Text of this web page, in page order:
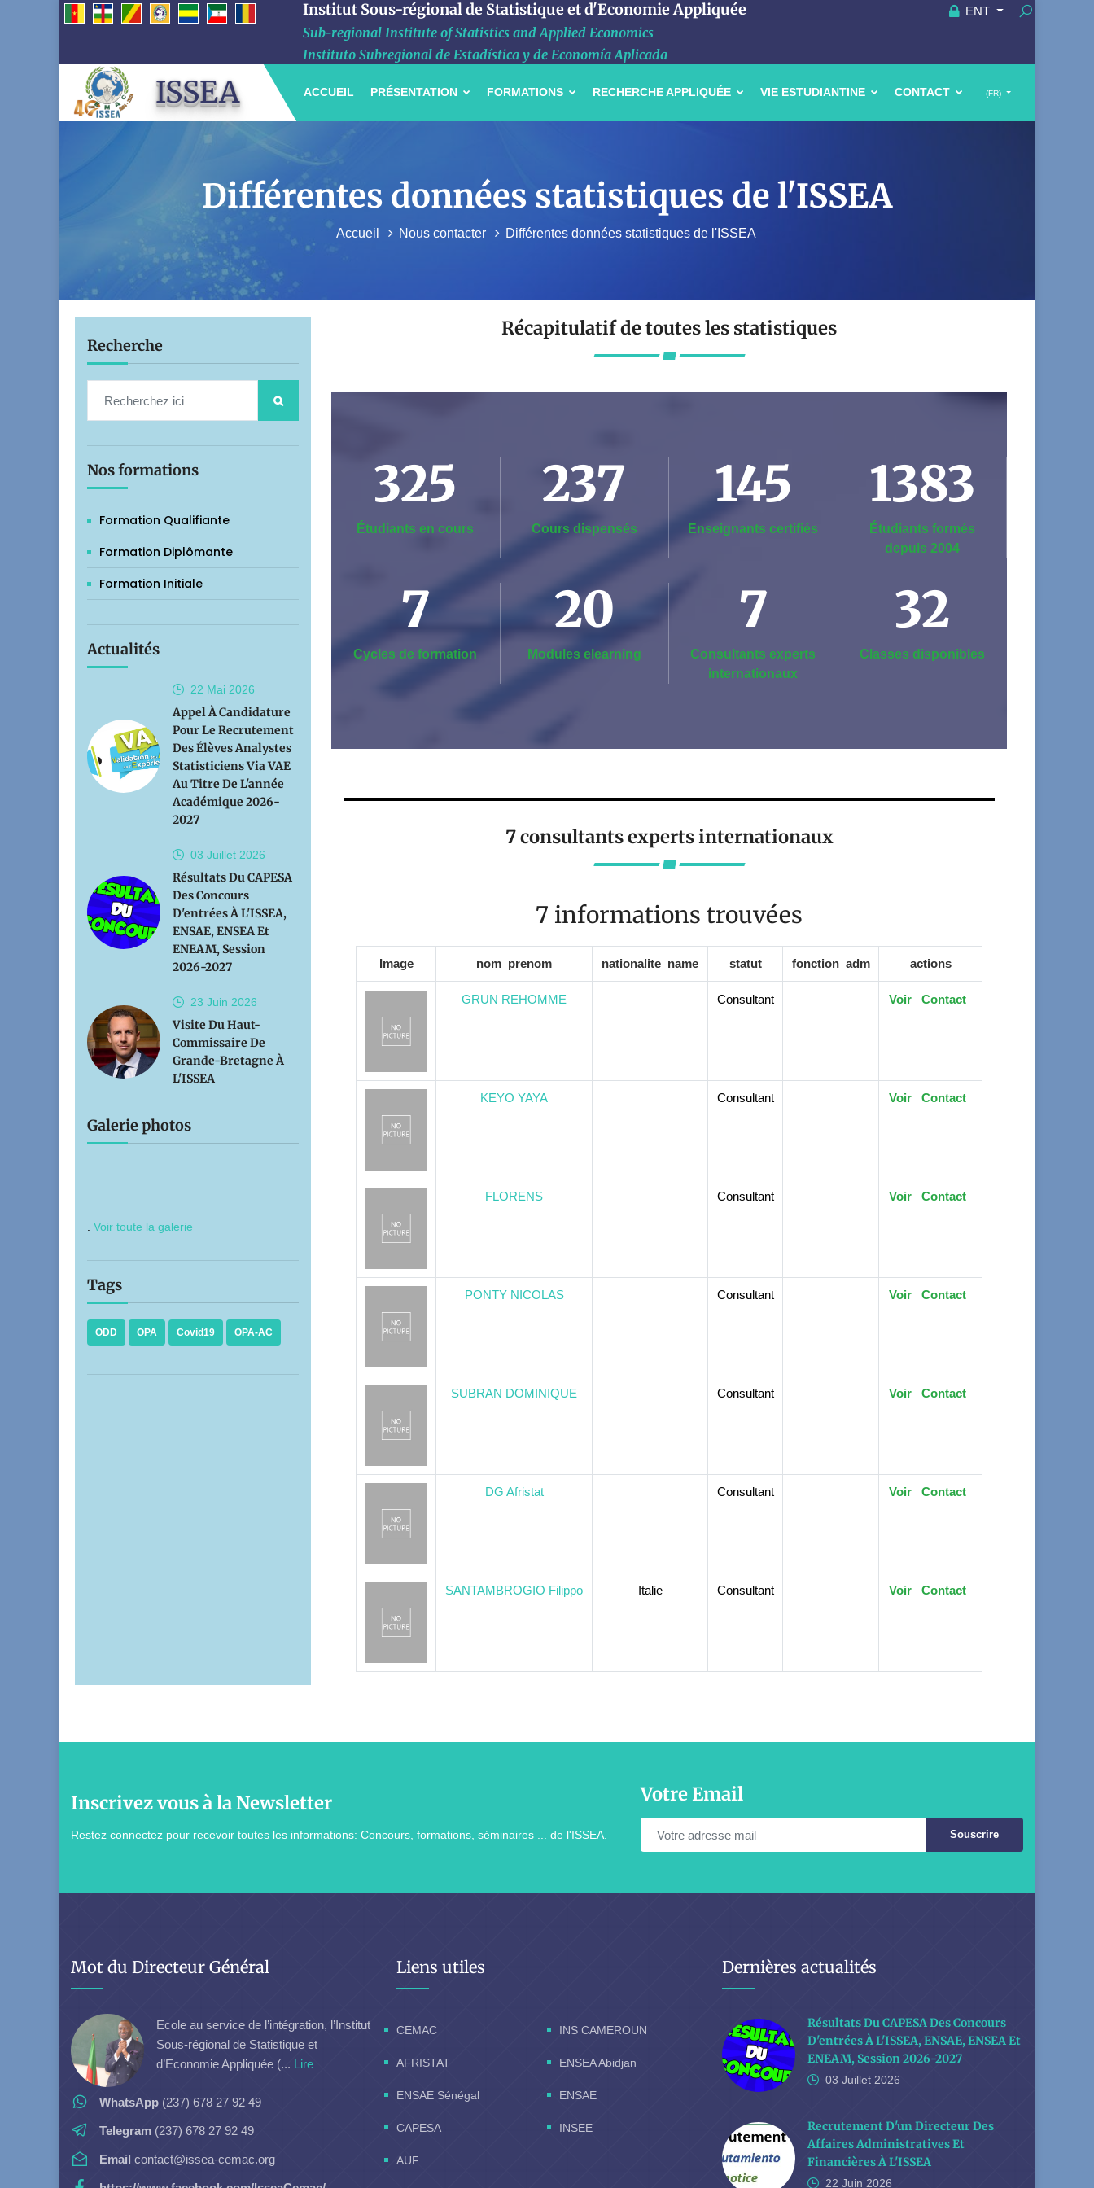
Institut Sous-régional de Statistique et d'Economie Appliquée
Sub-regional Institute of Statistics and Applied Economics
Instituto Subregional de Estadística y de Economía Aplicada
ENT
ISSEA (FR)
ACCUEIL PRÉSENTATION FORMATIONS RECHERCHE APPLIQUÉE VIE ESTUDIANTINE CONTACT
Différentes données statistiques de l'ISSEA
Accueil Nous contacter Différentes données statistiques de l'ISSEA
Recherche
Nos formations
Formation Qualifiante
Formation Diplômante
Formation Initiale
Actualités
22 Mai 2026
Appel À Candidature
Pour Le Recrutement
Des Élèves Analystes
Statisticiens Via VAE
Au Titre De L'année
Académique 2026-
2027
03 Juillet 2026
Résultats Du CAPESA
Des Concours
D'entrées À L'ISSEA,
ENSAE, ENSEA Et
ENEAM, Session
2026-2027
23 Juin 2026
Visite Du Haut-
Commissaire De
Grande-Bretagne À
L'ISSEA
Galerie photos
Voir toute la galerie
Tags
ODD OPA Covid19 OPA-AC
Récapitulatif de toutes les statistiques
325
Étudiants en cours
237
Cours dispensés
145
Enseignants certifiés
1383
Étudiants formés
depuis 2004
7
Cycles de formation
20
Modules elearning
7
Consultants experts
internationaux
32
Classes disponibles
7 consultants experts internationaux
7 informations trouvées
Image nom_prenom nationalite_name statut fonction_adm actions
GRUN REHOMME Consultant Voir Contact
KEYO YAYA Consultant Voir Contact
FLORENS Consultant Voir Contact
PONTY NICOLAS Consultant Voir Contact
SUBRAN DOMINIQUE Consultant Voir Contact
DG Afristat Consultant Voir Contact
SANTAMBROGIO Filippo Italie Consultant Voir Contact
Inscrivez vous à la Newsletter
Restez connectez pour recevoir toutes les informations: Concours, formations, séminaires ... de l'ISSEA.
Votre Email
Souscrire
Mot du Directeur Général
Ecole au service de l’intégration, l’Institut
Sous-régional de Statistique et
d’Economie Appliquée (... Lire
WhatsApp (237) 678 27 92 49
Telegram (237) 678 27 92 49
Email contact@issea-cemac.org
Liens utiles
CEMAC INS CAMEROUN
AFRISTAT ENSEA Abidjan
ENSAE Sénégal ENSAE
CAPESA INSEE
AUF
Dernières actualités
Résultats Du CAPESA Des Concours
D'entrées À L'ISSEA, ENSAE, ENSEA Et
ENEAM, Session 2026-2027
03 Juillet 2026
Recrutement D'un Directeur Des
Affaires Administratives Et
Financières À L'ISSEA
22 Juin 2026